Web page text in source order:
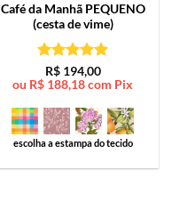
Café da Manhã PEQUENO
(cesta de vime)
Avaliação5
de 5
R$194,00
ou R$ 188,18com Pix
escolha a estampa do tecido